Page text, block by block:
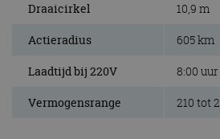
Draaicirkel 10,9 m
Actieradius 605 km
Laadtijd bij 220V 8:00 uur
Vermogensrange 210 tot